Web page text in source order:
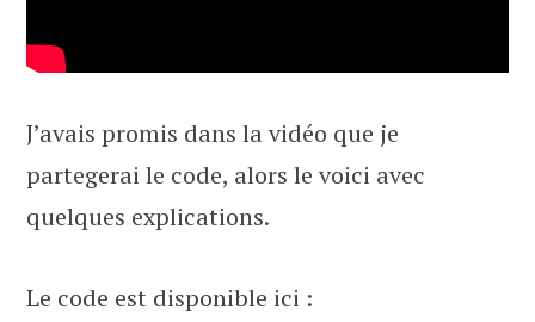
J’avais promis dans la vidéo que je
partegerai le code, alors le voici avec
quelques explications.
Le code est disponible ici :